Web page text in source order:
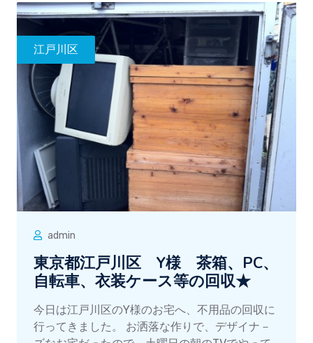
江戸川区
admin
東京都江戸川区 Y様 茶箱、PC、
自転車、衣装ケース等の回収★
今日は江戸川区のY様のお宅へ、不用品の回収に
行ってきました。 お洒落な作りで、デザイナ－